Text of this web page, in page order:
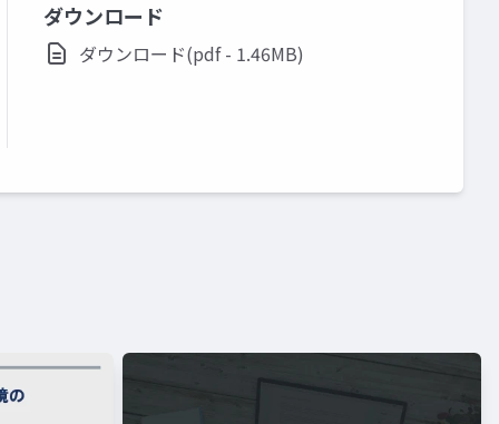
ダウンロード
ダウンロード(pdf - 1.46MB)